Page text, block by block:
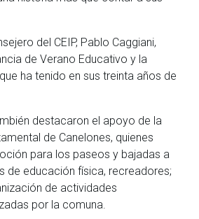
del CEIP, Pablo Caggiani,
de Verano Educativo y la
ha tenido en sus treinta años de
destacaron el apoyo de la
de Canelones, quienes
para los paseos y bajadas a
de educación física, recreadores;
de actividades
por la comuna.